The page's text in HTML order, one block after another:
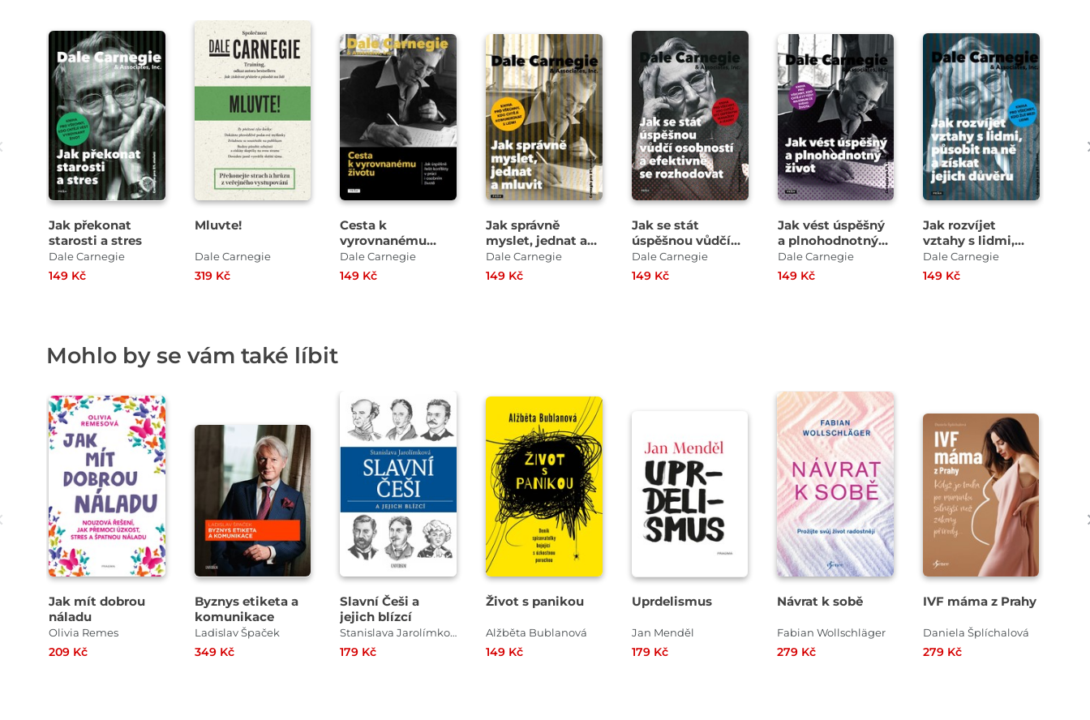
Jak překonat
starosti a stres
Dale Carnegie
149 Kč
Mluvte!
Dale Carnegie
319 Kč
Cesta k
vyrovnanému
životu
Dale Carnegie
149 Kč
Jak správně
myslet, jednat a
mluvit
Dale Carnegie
149 Kč
Jak se stát
úspěšnou vůdčí
osobností a
efektivně se
Dale Carnegie
149 Kč
Jak vést úspěšný
a plnohodnotný
život
Dale Carnegie
149 Kč
Jak rozvíjet
vztahy s lidmi,
působit na ně a
získat jejich
Dale Carnegie
149 Kč
Mohlo by se vám také líbit
Jak mít dobrou
náladu
Olivia Remes
209 Kč
Byznys etiketa a
komunikace
Ladislav Špaček
349 Kč
Slavní Češi a
jejich blízcí
Stanislava Jarolímková
179 Kč
Život s panikou
Alžběta Bublanová
149 Kč
Uprdelismus
Jan Menděl
179 Kč
Návrat k sobě
Fabian Wollschläger
279 Kč
IVF máma z Prahy
Daniela Šplíchalová
279 Kč